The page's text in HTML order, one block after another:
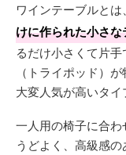
ワインテーブルとは
けに作られた小さな
るだけ小さくて片
（トライポッド）
大変人気が高いタイ
一人用の椅子に合
うどよく、高級感